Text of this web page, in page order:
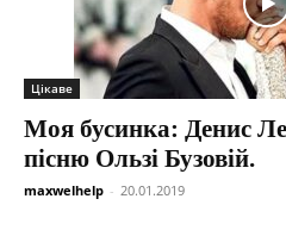
Цікаве
Моя бусинка: Денис
пісню Ользі Бузовій.
maxwelhelp - 20.01.2019